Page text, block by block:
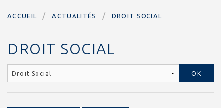
ACCUEIL ACTUALITÉS DROIT SOCIAL
DROIT SOCIAL